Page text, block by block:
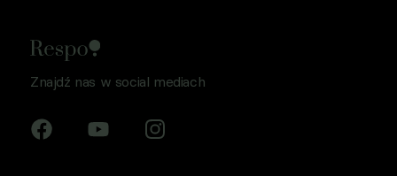
Znajdź nas w social mediach